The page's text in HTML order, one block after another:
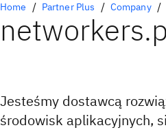
Home Partner Plus Company
Jesteśmy dostawcą
środowisk aplikacyjnych,